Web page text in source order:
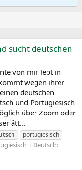
sucht deutschen
von mir lebt in
wegen ihrer
deutschen
und Portugiesisch
über Zoom oder
ätt...
portugiesisch
+ Deutsch: